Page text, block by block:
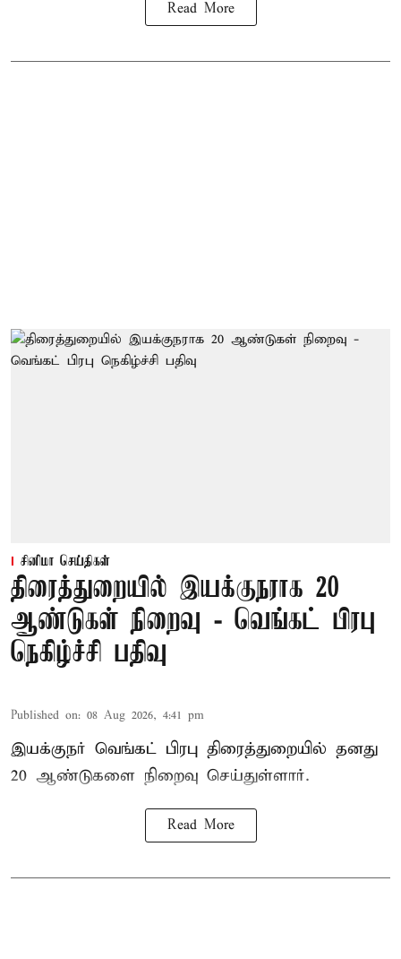
Read More
சினிமா செய்திகள்
திரைத்துறையில் இயக்குநராக 20
ஆண்டுகள் நிறைவு - வெங்கட் பிரபு
நெகிழ்ச்சி பதிவு
Published on: 08 Aug 2026, 4:41 pm
இயக்குநர் வெங்கட் பிரபு திரைத்துறையில் தனது
20 ஆண்டுகளை நிறைவு செய்துள்ளார்.
Read More